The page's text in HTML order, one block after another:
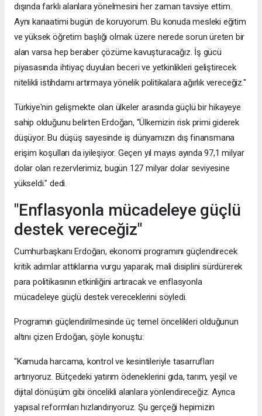
dışında farklı alanlara yönelmesini her zaman tavsiye ettim.
Aynı kanaatimi bugün de koruyorum. Bu konuda mesleki eğitim
ve yüksek öğretim başlığı olmak üzere nerede sorun üreten bir
alan varsa hep beraber çözüme kavuşturacağız. İş gücü
piyasasında ihtiyaç duyulan beceri ve yetkinlikleri geliştirecek
nitelikli istihdamı artırmaya yönelik politikalara ağırlık vereceğiz."
Türkiye'nin gelişmekte olan ülkeler arasında güçlü bir hikayeye
sahip olduğunu belirten Erdoğan, "Ülkemizin risk primi giderek
düşüyor. Bu düşüş sayesinde iş dünyamızın dış finansmana
erişim koşulları da iyileşiyor. Geçen yıl mayıs ayında 97,1 milyar
dolar olan rezervlerimiz, bugün 127 milyar dolar seviyesine
yükseldi." dedi.
"Enflasyonla mücadeleye güçlü
destek vereceğiz"
Cumhurbaşkanı Erdoğan, ekonomi programını güçlendirecek
kritik adımlar attıklarına vurgu yaparak, mali disiplini sürdürerek
para politikasının etkinliğini artıracak ve enflasyonla
mücadeleye güçlü destek vereceklerini söyledi.
Programın güçlendirilmesinde üç temel öncelikleri olduğunun
altını çizen Erdoğan, şöyle konuştu:
"Kamuda harcama, kontrol ve kesintileriyle tasarrufları
artırıyoruz. Bütçedeki yatırım ödeneklerini gıda, tarım, yeşil ve
dijital dönüşüm gibi öncelikli alanlara yönlendireceğiz. Ayrıca
yapısal reformları hızlandırıyoruz. Şu gerçeği hepimizin